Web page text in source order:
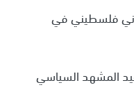
فلسطيني في
المشهد السياسي